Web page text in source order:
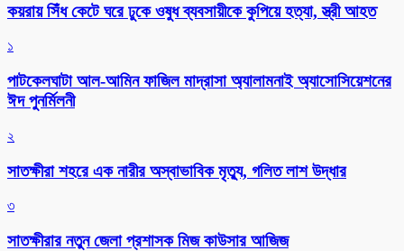
কয়রায় সিঁধ কেটে ঘরে ঢুকে ওষুধ ব্যবসায়ীকে কুপিয়ে হত্যা, স্ত্রী আহত
১
পাটকেলঘাটা আল-আমিন ফাজিল মাদ্রাসা অ্যালামনাই অ্যাসোসিয়েশনের
ঈদ পুনর্মিলনী
২
সাতক্ষীরা শহরে এক নারীর অস্বাভাবিক মৃত্যু, গলিত লাশ উদ্ধার
৩
সাতক্ষীরার নতুন জেলা প্রশাসক মিজ কাউসার আজিজ